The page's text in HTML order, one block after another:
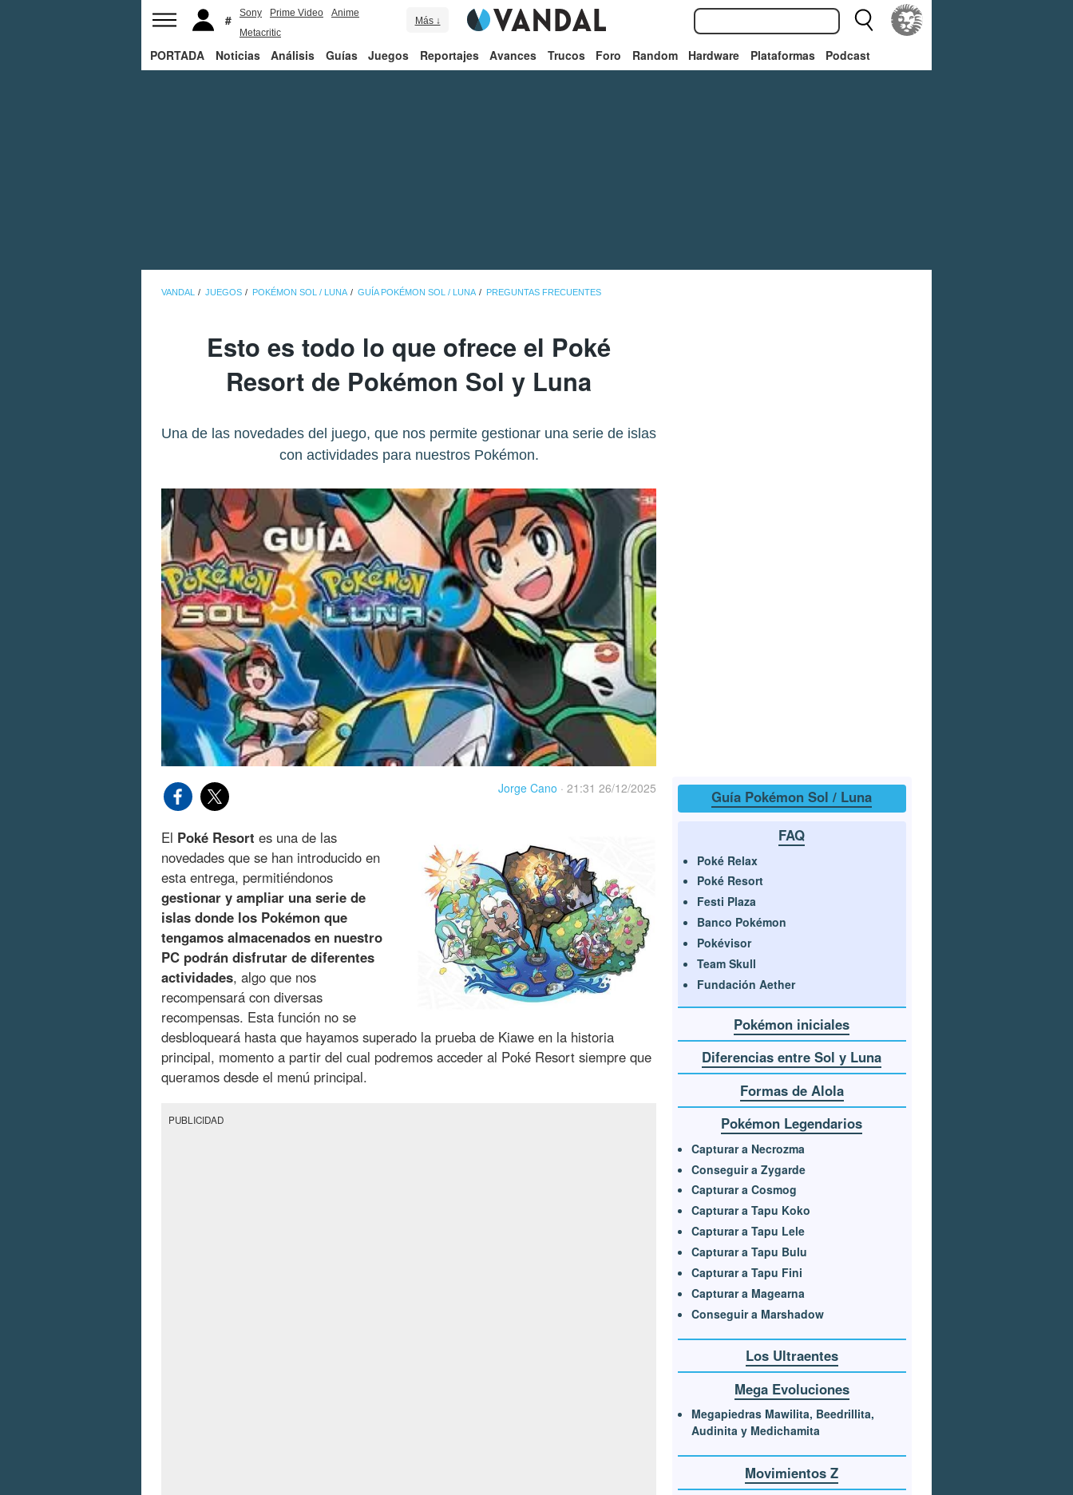
Sony Prime Video
Anime
Metacritic
Más ↓
PORTADA Noticias Análisis Guías Juegos Reportajes Avances Trucos Foro Random Hardware Plataformas Podcast
VANDAL JUEGOS POKÉMON SOL / LUNA GUÍA POKÉMON SOL / LUNA PREGUNTAS FRECUENTES
Esto es todo lo que ofrece el Poké
Resort de Pokémon Sol y Luna
Una de las novedades del juego, que nos permite gestionar una serie de islas
con actividades para nuestros Pokémon.
Jorge Cano · 21:31 26/12/2025
El Poké Resort es una de las
novedades que se han introducido en
esta entrega, permitiéndonos
gestionar y ampliar una serie de
islas donde los Pokémon que
tengamos almacenados en nuestro
PC podrán disfrutar de diferentes
actividades, algo que nos
recompensará con diversas
recompensas. Esta función no se
desbloqueará hasta que hayamos superado la prueba de Kiawe en la historia
principal, momento a partir del cual podremos acceder al Poké Resort siempre que
queramos desde el menú principal.
PUBLICIDAD
Guía Pokémon Sol / Luna
FAQ
Poké Relax
Poké Resort
Festi Plaza
Banco Pokémon
Pokévisor
Team Skull
Fundación Aether
Pokémon iniciales
Diferencias entre Sol y Luna
Formas de Alola
Pokémon Legendarios
Capturar a Necrozma
Conseguir a Zygarde
Capturar a Cosmog
Capturar a Tapu Koko
Capturar a Tapu Lele
Capturar a Tapu Bulu
Capturar a Tapu Fini
Capturar a Magearna
Conseguir a Marshadow
Los Ultraentes
Mega Evoluciones
Megapiedras Mawilita, Beedrillita,
Audinita y Medichamita
Movimientos Z